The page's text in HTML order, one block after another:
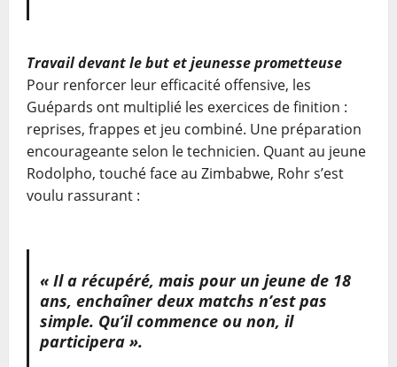
Travail devant le but et jeunesse prometteuse
Pour renforcer leur efficacité offensive, les
Guépards ont multiplié les exercices de finition :
reprises, frappes et jeu combiné. Une préparation
encourageante selon le technicien. Quant au jeune
Rodolpho, touché face au Zimbabwe, Rohr s’est
voulu rassurant :
« Il a récupéré, mais pour un jeune de 18
ans, enchaîner deux matchs n’est pas
simple. Qu’il commence ou non, il
participera ».